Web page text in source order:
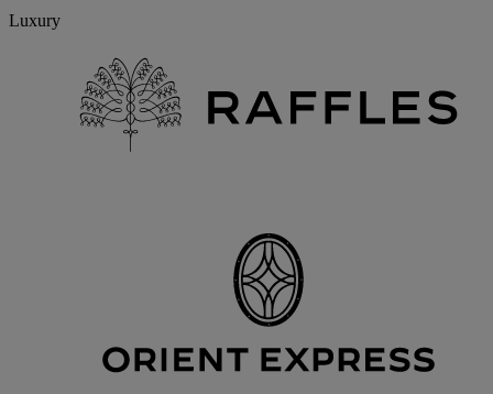
Luxury